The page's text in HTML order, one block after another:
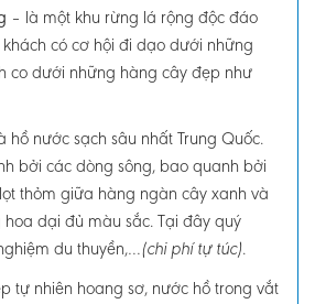
– là một khu rừng lá rộng độc đáo
có cơ hội đi dạo dưới những
co dưới những hàng cây đẹp như
hồ nước sạch sâu nhất Trung Quốc.
bởi các dòng sông, bao quanh bởi
thỏm giữa hàng ngàn cây xanh và
dại đủ màu sắc. Tại đây quý
du thuyền,…(chi phí tự túc).
tự nhiên hoang sơ, nước hồ trong vắt